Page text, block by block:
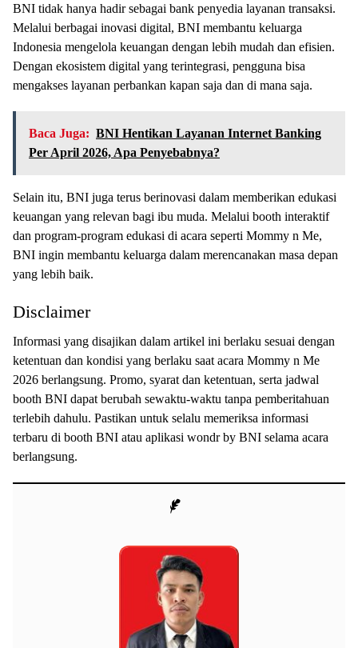
BNI tidak hanya hadir sebagai bank penyedia layanan transaksi.
Melalui berbagai inovasi digital, BNI membantu keluarga
Indonesia mengelola keuangan dengan lebih mudah dan efisien.
Dengan ekosistem digital yang terintegrasi, pengguna bisa
mengakses layanan perbankan kapan saja dan di mana saja.
Baca Juga: BNI Hentikan Layanan Internet Banking
Per April 2026, Apa Penyebabnya?
Selain itu, BNI juga terus berinovasi dalam memberikan edukasi
keuangan yang relevan bagi ibu muda. Melalui booth interaktif
dan program-program edukasi di acara seperti Mommy n Me,
BNI ingin membantu keluarga dalam merencanakan masa depan
yang lebih baik.
Disclaimer
Informasi yang disajikan dalam artikel ini berlaku sesuai dengan
ketentuan dan kondisi yang berlaku saat acara Mommy n Me
2026 berlangsung. Promo, syarat dan ketentuan, serta jadwal
booth BNI dapat berubah sewaktu-waktu tanpa pemberitahuan
terlebih dahulu. Pastikan untuk selalu memeriksa informasi
terbaru di booth BNI atau aplikasi wondr by BNI selama acara
berlangsung.